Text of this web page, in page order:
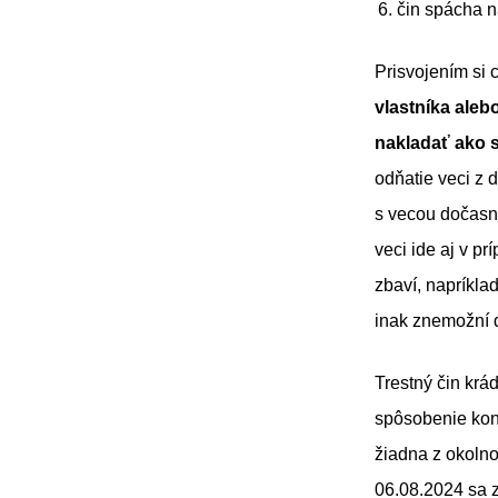
čin spácha
Prisvojením si
vlastníka
nakladať ako
odňatie veci z
s vecou
veci ide aj v
zbaví,
inak znemožní
Trestný čin
spôsobenie
žiadna z
06.08.2024 sa